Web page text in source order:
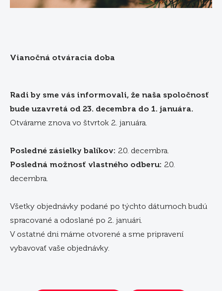
Vianočná otváracia doba
Radi by sme vás informovali, že naša spoločnosť
bude uzavretá od 23. decembra do 1. januára.
Otvárame znova vo štvrtok 2. januára.
Posledné zásielky balíkov: 20. decembra.
Posledná možnosť vlastného odberu: 20.
decembra.
Všetky objednávky podané po týchto dátumoch budú
spracované a odoslané po 2. januári.
V ostatné dni máme otvorené a sme pripravení
vybavovať vaše objednávky.